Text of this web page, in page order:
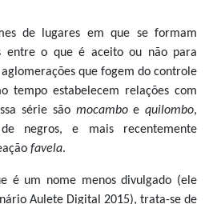
de lugares em que se formam
entre o que é aceito ou não para
que fogem do controle
tempo estabelecem relações com
série são mocamboe quilombo,
negros, e mais recentemente
favela.
é um nome menos divulgado (ele
Aulete Digital 2015), trata-se de